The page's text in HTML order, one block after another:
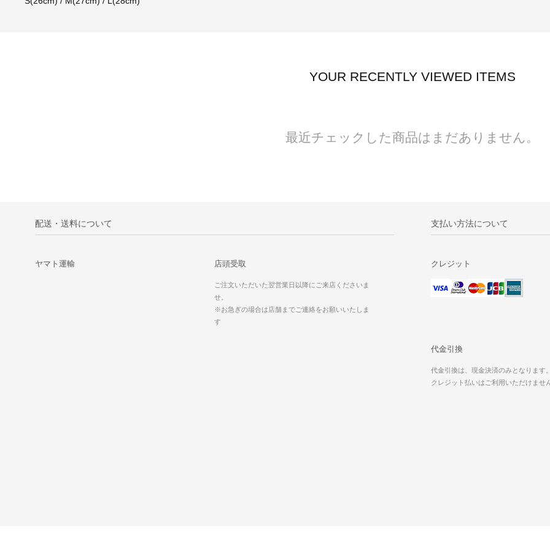
YOUR RECENTLY VIEWED ITEMS
最近チェックした商品はまだありません。
配送・送料について
ヤマト運輸 店頭受取
ご注文いただいた翌営業日以降にご来店くださいま
せ。
※お急ぎの場合は店舗までご連絡をお願いいたしま
す
支払い方法について
クレジット
代金引換
代金引換は、現金決済のみとなります。
クレジット払いはご利用いただけませ